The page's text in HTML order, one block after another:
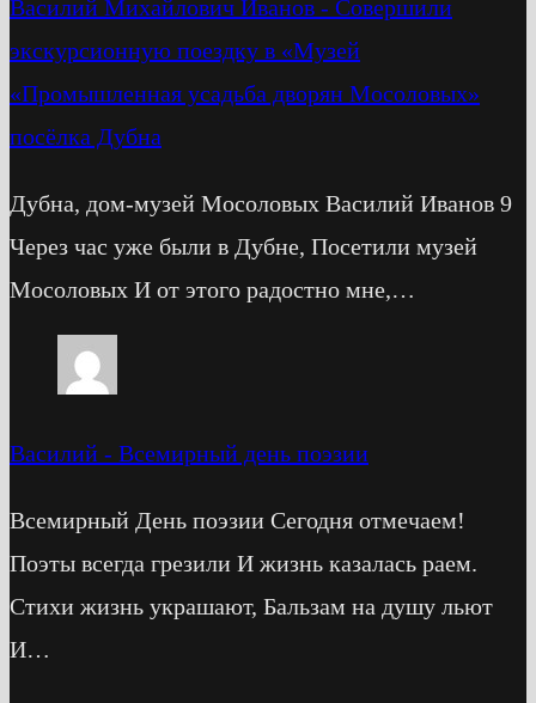
Василий Михайлович Иванов - Cовершили
экскурсионную поездку в «Музей
«Промышленная усадьба дворян Мосоловых»
посёлка Дубна
Дубна, дом-музей Мосоловых Василий Иванов 9
Через час уже были в Дубне, Посетили музей
Мосоловых И от этого радостно мне,…
Василий - Всемирный день поэзии
Всемирный День поэзии Сегодня отмечаем!
Поэты всегда грезили И жизнь казалась раем.
Стихи жизнь украшают, Бальзам на душу льют
И…